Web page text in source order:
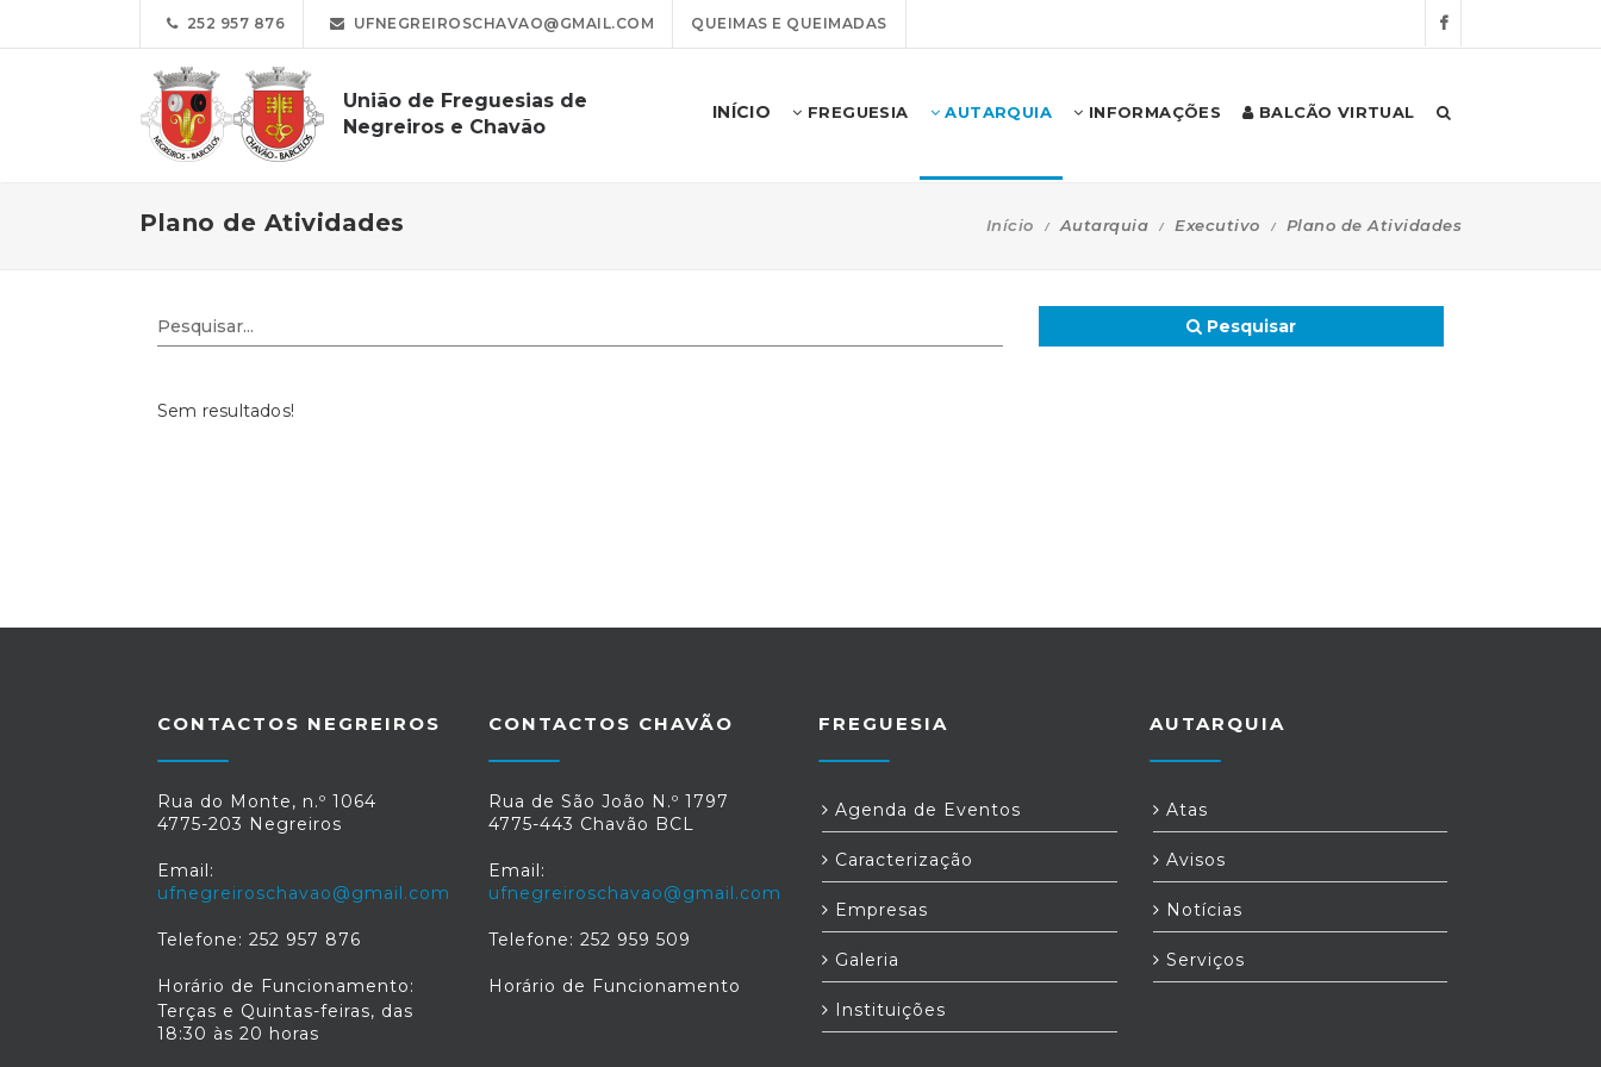
252 957 876 UFNEGREIROSCHAVAO@GMAIL.COM QUEIMAS E QUEIMADAS
União de Freguesias de
Negreiros e Chavão
INÍCIO FREGUESIA AUTARQUIA INFORMAÇÕES BALCÃO VIRTUAL
Plano de Atividades Início Autarquia Executivo Plano de Atividades
Pesquisar
Sem resultados!
CONTACTOS NEGREIROS
Rua do Monte, n.º 1064
4775-203 Negreiros
Email:
ufnegreiroschavao@gmail.com
Telefone: 252 957 876
Horário de Funcionamento:
Terças e Quintas-feiras, das
18:30 às 20 horas
CONTACTOS CHAVÃO
Rua de São João N.º 1797
4775-443 Chavão BCL
Email:
ufnegreiroschavao@gmail.com
Telefone: 252 959 509
Horário de Funcionamento
FREGUESIA
Agenda de Eventos
Caracterização
Empresas
Galeria
Instituições
AUTARQUIA
Atas
Avisos
Notícias
Serviços